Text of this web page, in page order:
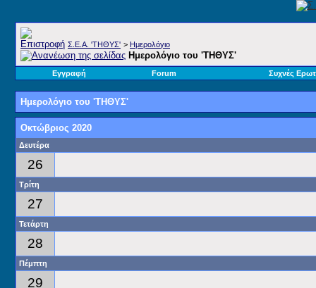
Σ.E.A. 'ΤΗΘΥΣ' > Ημερολόγιο
Ημερολόγιο του 'ΤΗΘΥΣ'
Εγγραφή Forum Συχνές
Ημερολόγιο του 'ΤΗΘΥΣ'
Οκτώβριος 2020
Δευτέρα
26
Τρίτη
27
Τετάρτη
28
Πέμπτη
29